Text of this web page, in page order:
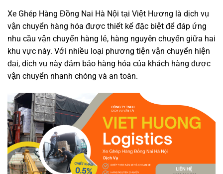
Xe Ghép Hàng Đồng Nai Hà Nội tại Việt Hương là dịch vụ
vận chuyển hàng hóa được thiết kế đặc biệt để đáp ứng
nhu cầu vận chuyển hàng lẻ, hàng nguyên chuyến giữa hai
khu vực này. Với nhiều loại phương tiện vận chuyển hiện
đại, dịch vụ này đảm bảo hàng hóa của khách hàng được
vận chuyển nhanh chóng và an toàn.